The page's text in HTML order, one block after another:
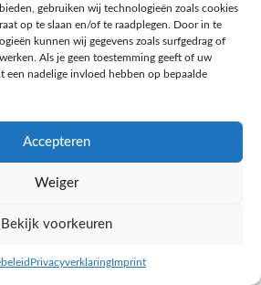
gebruiken wij technologieën zoals cookies
op te slaan en/of te raadplegen. Door in te
kunnen wij gegevens zoals surfgedrag of
Als je geen toestemming geeft of uw
een nadelige invloed hebben op bepaalde
Accepteren
Weiger
Bekijk voorkeuren
PrivacyverklaringImprint
Salades,Pizza, Maaltijden
€3,39
NAAR AH